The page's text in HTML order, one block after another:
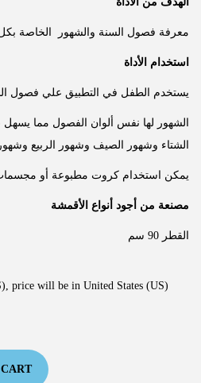
معرفة فصول السنة والشهور الخاصة
استخدام الأداة
يستخدم الطفل في التطبيق علي فصول
الشهور لها نفس ألوان الفصول مما
الشتاء وشهور الصيف وشهور الربيع
يمكن استخدام كروت مطبوعة أو
مصنعة من أجود أنواع الأقمشة
القطر 90 سم
price will be in United States (US)